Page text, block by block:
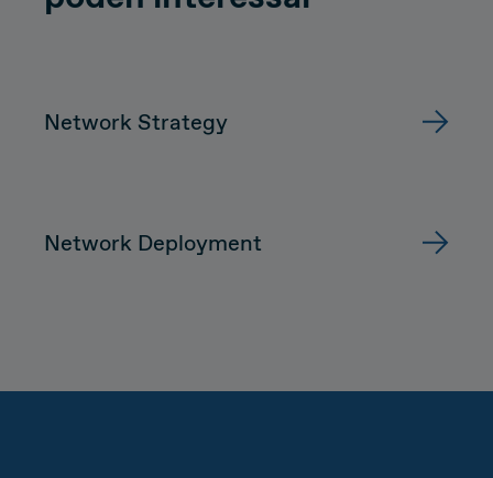
Network Strategy
Network Deployment